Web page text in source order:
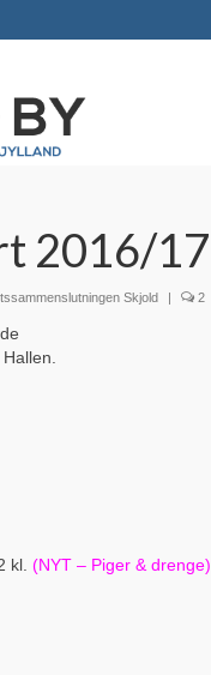
2016/17
Skjold | 2
kl. (NYT – Piger & drenge)